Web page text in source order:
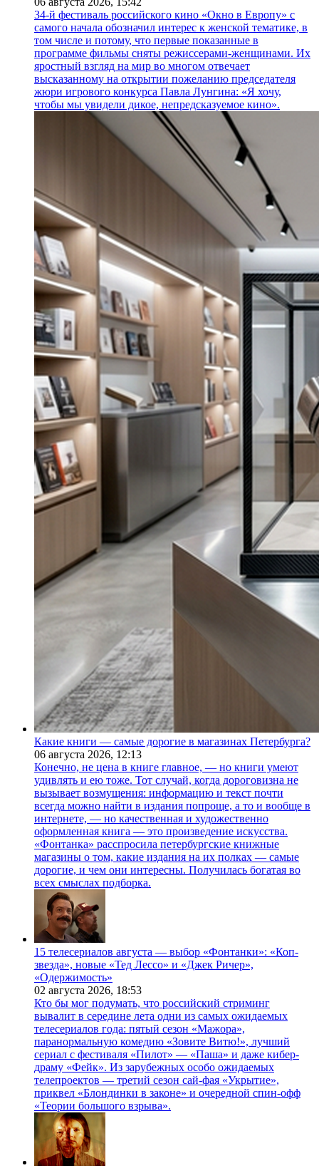
34-й фестиваль российского кино «Окно в Европу» с
самого начала обозначил интерес к женской тематике, в
том числе и потому, что первые показанные в
программе фильмы сняты режиссерами-женщинами. Их
яростный взгляд на мир во многом отвечает
высказанному на открытии пожеланию председателя
жюри игрового конкурса Павла Лунгина: «Я хочу,
чтобы мы увидели дикое, непредсказуемое кино».
Какие книги — самые дорогие в магазинах Петербурга?
06 августа 2026, 12:13
Конечно, не цена в книге главное, — но книги умеют
удивлять и ею тоже. Тот случай, когда дороговизна не
вызывает возмущения: информацию и текст почти
всегда можно найти в издания попроще, а то и вообще в
интернете, — но качественная и художественно
оформленная книга — это произведение искусства.
«Фонтанка» расспросила петербургские книжные
магазины о том, какие издания на их полках — самые
дорогие, и чем они интересны. Получилась богатая во
всех смыслах подборка.
15 телесериалов августа — выбор «Фонтанки»: «Коп-
звезда», новые «Тед Лессо» и «Джек Ричер»,
«Одержимость»
02 августа 2026, 18:53
Кто бы мог подумать, что российский стриминг
вывалит в середине лета одни из самых ожидаемых
телесериалов года: пятый сезон «Мажора»,
паранормальную комедию «Зовите Витю!», лучший
сериал с фестиваля «Пилот» — «Паша» и даже кибер-
драму «Фейк». Из зарубежных особо ожидаемых
телепроектов — третий сезон сай-фая «Укрытие»,
приквел «Блондинки в законе» и очередной спин-офф
«Теории большого взрыва».